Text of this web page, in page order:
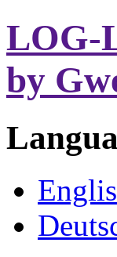
LOG-
by